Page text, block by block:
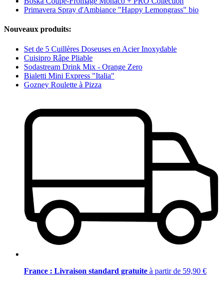
Primavera Spray d'Ambiance "Happy Lemongrass" bio
Nouveaux produits:
Set de 5 Cuillères Doseuses en Acier Inoxydable
Cuisipro Râpe Pliable
Sodastream Drink Mix - Orange Zero
Bialetti Mini Express "Italia"
Gozney Roulette à Pizza
France : Livraison standard gratuite à partir de 59,90 €